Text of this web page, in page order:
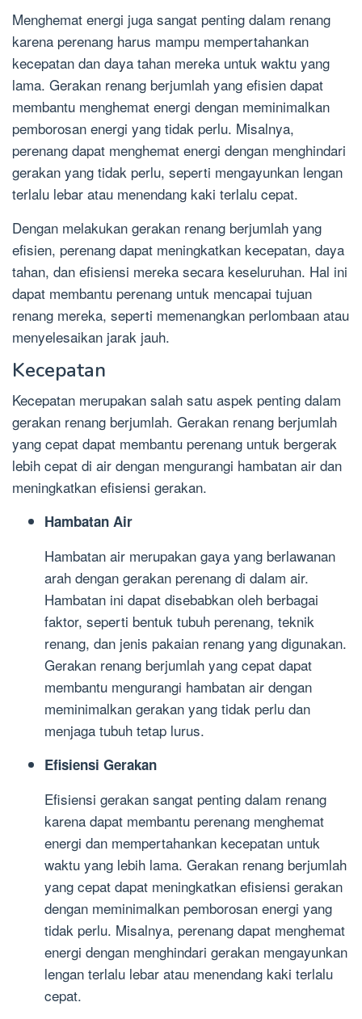
Menghemat energi juga sangat penting dalam renang
karena perenang harus mampu mempertahankan
kecepatan dan daya tahan mereka untuk waktu yang
lama. Gerakan renang berjumlah yang efisien dapat
membantu menghemat energi dengan meminimalkan
pemborosan energi yang tidak perlu. Misalnya,
perenang dapat menghemat energi dengan menghindari
gerakan yang tidak perlu, seperti mengayunkan lengan
terlalu lebar atau menendang kaki terlalu cepat.
Dengan melakukan gerakan renang berjumlah yang
efisien, perenang dapat meningkatkan kecepatan, daya
tahan, dan efisiensi mereka secara keseluruhan. Hal ini
dapat membantu perenang untuk mencapai tujuan
renang mereka, seperti memenangkan perlombaan atau
menyelesaikan jarak jauh.
Kecepatan
Kecepatan merupakan salah satu aspek penting dalam
gerakan renang berjumlah. Gerakan renang berjumlah
yang cepat dapat membantu perenang untuk bergerak
lebih cepat di air dengan mengurangi hambatan air dan
meningkatkan efisiensi gerakan.
Hambatan Air
Hambatan air merupakan gaya yang berlawanan
arah dengan gerakan perenang di dalam air.
Hambatan ini dapat disebabkan oleh berbagai
faktor, seperti bentuk tubuh perenang, teknik
renang, dan jenis pakaian renang yang digunakan.
Gerakan renang berjumlah yang cepat dapat
membantu mengurangi hambatan air dengan
meminimalkan gerakan yang tidak perlu dan
menjaga tubuh tetap lurus.
Efisiensi Gerakan
Efisiensi gerakan sangat penting dalam renang
karena dapat membantu perenang menghemat
energi dan mempertahankan kecepatan untuk
waktu yang lebih lama. Gerakan renang berjumlah
yang cepat dapat meningkatkan efisiensi gerakan
dengan meminimalkan pemborosan energi yang
tidak perlu. Misalnya, perenang dapat menghemat
energi dengan menghindari gerakan mengayunkan
lengan terlalu lebar atau menendang kaki terlalu
cepat.